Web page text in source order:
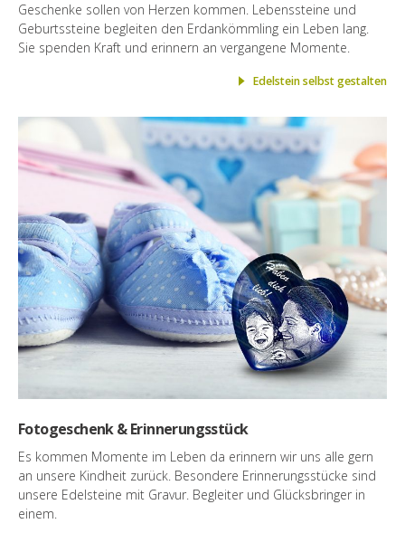
Geschenke sollen von Herzen kommen. Lebenssteine und
Geburtssteine begleiten den Erdankömmling ein Leben lang.
Sie spenden Kraft und erinnern an vergangene Momente.
Edelstein selbst gestalten
Fotogeschenk & Erinnerungsstück
Es kommen Momente im Leben da erinnern wir uns alle gern
an unsere Kindheit zurück. Besondere Erinnerungsstücke sind
unsere Edelsteine mit Gravur. Begleiter und Glücksbringer in
einem.